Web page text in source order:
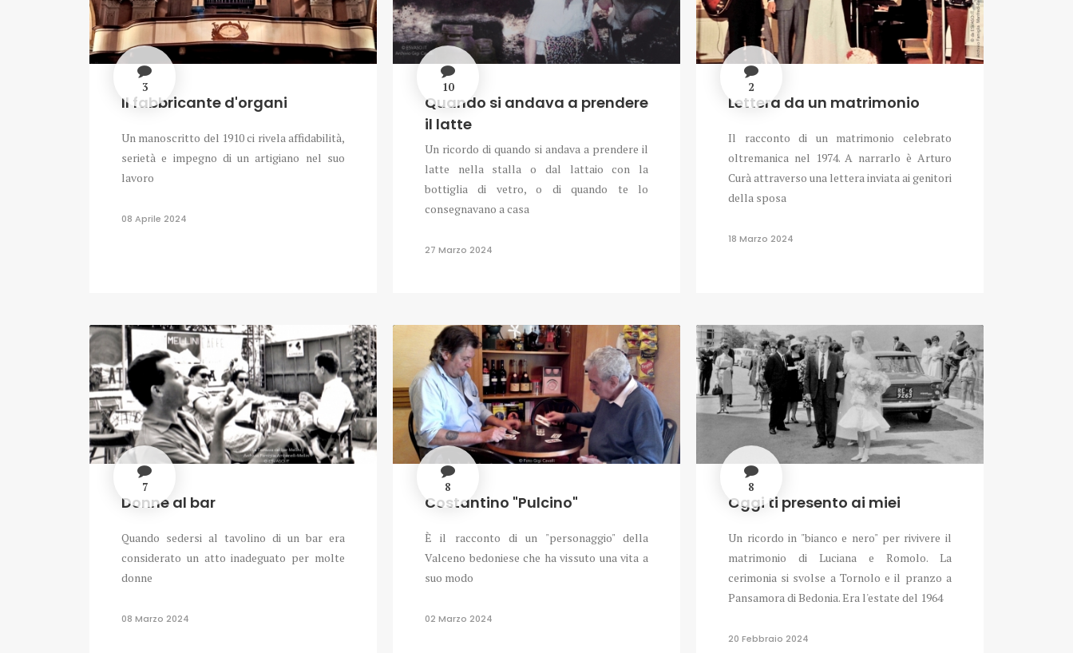
3
Il fabbricante d'organi
Un manoscritto del 1910 ci rivela affidabilità,
serietà e impegno di un artigiano nel suo
lavoro
08 Aprile 2024
10
Quando si andava a prendere
il latte
Un ricordo di quando si andava a prendere il
latte nella stalla o dal lattaio con la
bottiglia di vetro, o di quando te lo
consegnavano a casa
27 Marzo 2024
2
Lettera da un matrimonio
Il racconto di un matrimonio celebrato
oltremanica nel 1974. A narrarlo è Arturo
Curà attraverso una lettera inviata ai genitori
della sposa
18 Marzo 2024
7
Donne al bar
Quando sedersi al tavolino di un bar era
considerato un atto inadeguato per molte
donne
08 Marzo 2024
8
Costantino "Pulcino"
È il racconto di un "personaggio" della
Valceno bedoniese che ha vissuto una vita a
suo modo
02 Marzo 2024
8
Oggi ti presento ai miei
Un ricordo in "bianco e nero" per rivivere il
matrimonio di Luciana e Romolo. La
cerimonia si svolse a Tornolo e il pranzo a
Pansamora di Bedonia. Era l'estate del 1964
20 Febbraio 2024